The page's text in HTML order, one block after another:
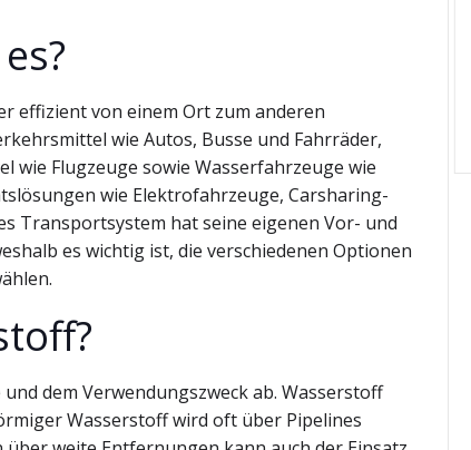
effizient von einem Ort zum anderen
wie Autos, Busse und Fahrräder,
Flugzeuge sowie Wasserfahrzeuge wie
wie Elektrofahrzeuge, Carsharing-
Transportsystem hat seine eigenen Vor- und
es wichtig ist, die verschiedenen Optionen
dem Verwendungszweck ab. Wasserstoff
Wasserstoff wird oft über Pipelines